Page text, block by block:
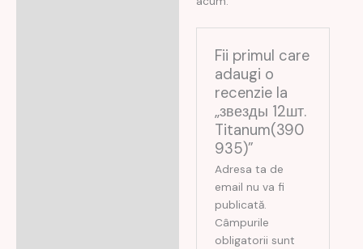
Fii primul care
adaugi o
recenzie la
„звезды 12шт.
Titanum(390
935)”
Adresa ta de
email nu va fi
publicată.
Câmpurile
obligatorii sunt